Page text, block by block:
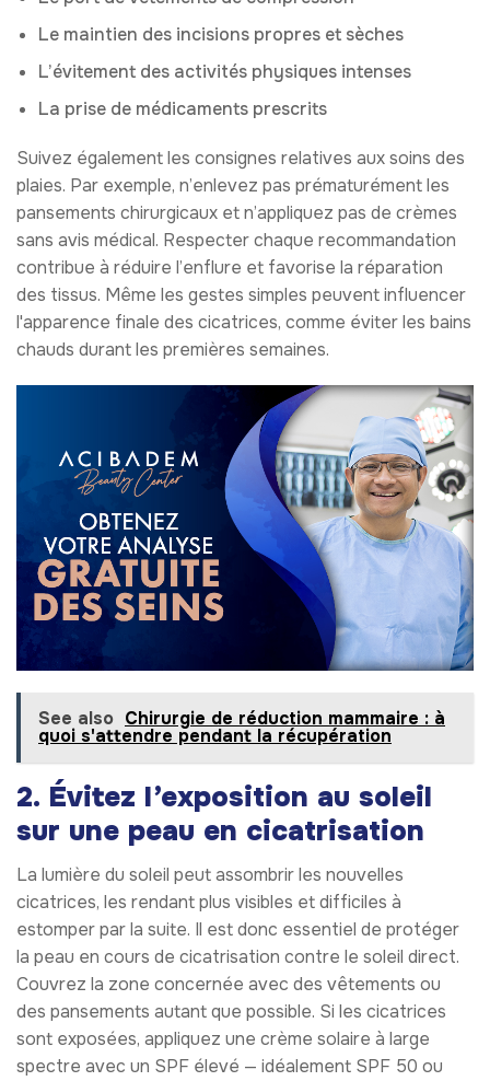
Le maintien des incisions propres et sèches
L’évitement des activités physiques intenses
La prise de médicaments prescrits
Suivez également les consignes relatives aux soins des
plaies. Par exemple, n’enlevez pas prématurément les
pansements chirurgicaux et n’appliquez pas de crèmes
sans avis médical. Respecter chaque recommandation
contribue à réduire l’enflure et favorise la réparation
des tissus. Même les gestes simples peuvent influencer
l'apparence finale des cicatrices, comme éviter les bains
chauds durant les premières semaines.
See also Chirurgie de réduction mammaire : à
quoi s'attendre pendant la récupération
2. Évitez l’exposition au soleil
sur une peau en cicatrisation
La lumière du soleil peut assombrir les nouvelles
cicatrices, les rendant plus visibles et difficiles à
estomper par la suite. Il est donc essentiel de protéger
la peau en cours de cicatrisation contre le soleil direct.
Couvrez la zone concernée avec des vêtements ou
des pansements autant que possible. Si les cicatrices
sont exposées, appliquez une crème solaire à large
spectre avec un SPF élevé — idéalement SPF 50 ou